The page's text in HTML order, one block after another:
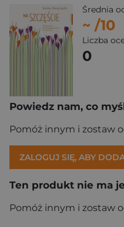
Średnia
~ /10
Liczba
0
Powiedz nam, co
Pomóż innym i zostaw
ZALOGUJ SIĘ, ABY
Ten produkt nie ma
Pomóż innym i zostaw